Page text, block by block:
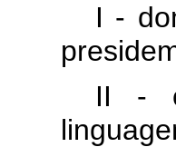
I -
II -